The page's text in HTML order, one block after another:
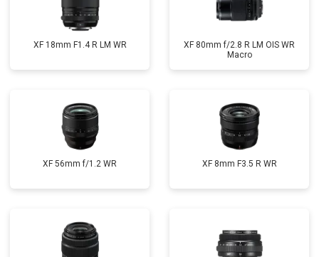
XF 18mm F1.4 R LM WR
XF 80mm f/2.8 R LM OIS WR
Macro
XF 56mm f/1.2 WR XF 8mm F3.5 R WR